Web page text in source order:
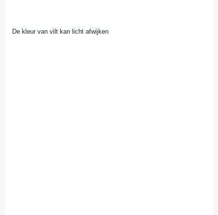
De kleur van vilt kan licht afwijken